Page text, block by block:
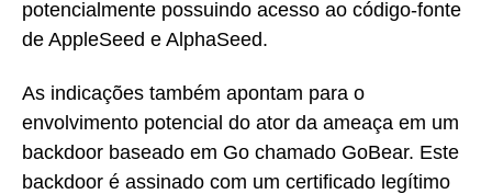
potencialmente possuindo acesso ao código-fonte
de AppleSeed e AlphaSeed.
As indicações também apontam para o
envolvimento potencial do ator da ameaça em um
backdoor baseado em Go chamado GoBear. Este
backdoor é assinado com um certificado legítimo